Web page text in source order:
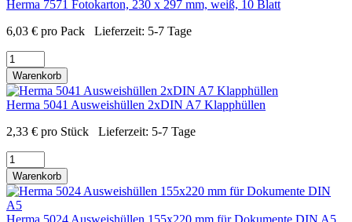
Herma 7571 Fotokarton, 230 x 297 mm, weiß, 10 Blatt
6,03 € pro Pack Lieferzeit: 5-7 Tage
Warenkorb
Herma 5041 Ausweishüllen 2xDIN A7 Klapphüllen
2,33 € pro Stück Lieferzeit: 5-7 Tage
Warenkorb
Herma 5024 Ausweishüllen 155x220 mm für Dokumente DIN A5